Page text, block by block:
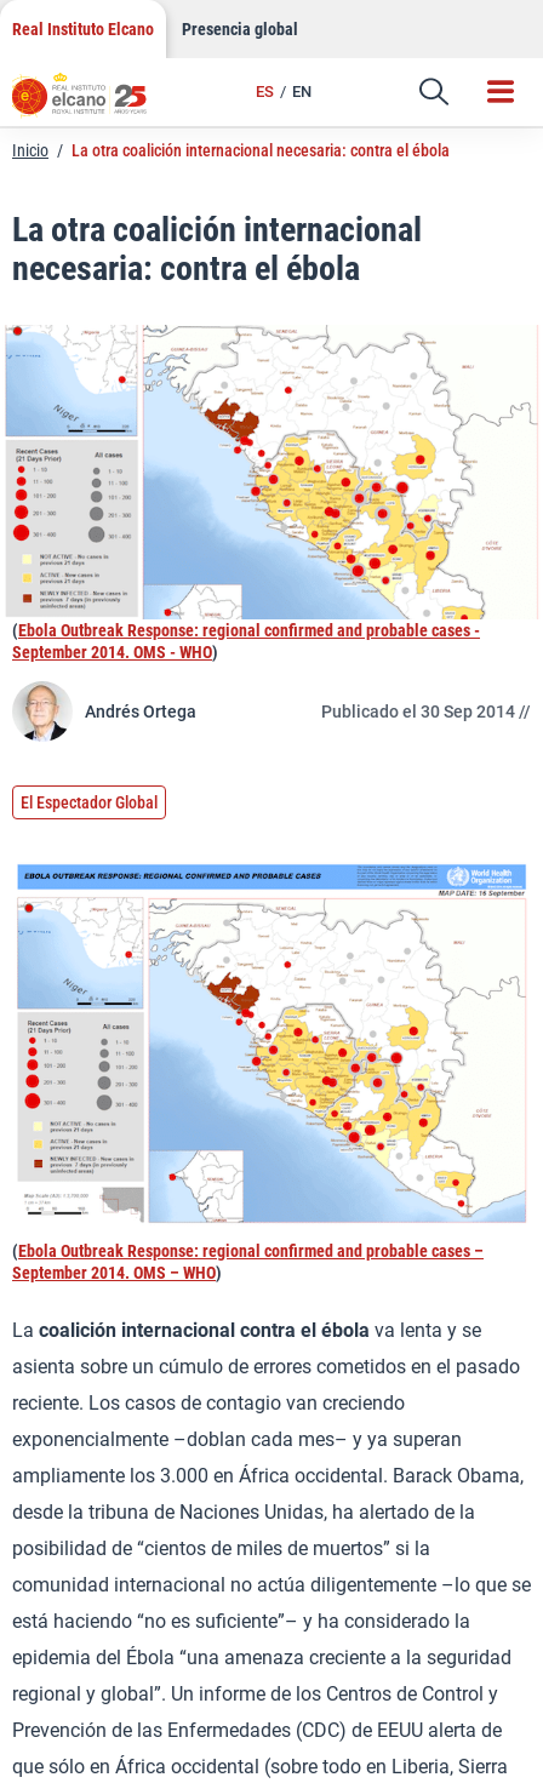
Saltar
contenido
Real Instituto Elcano Presencia global
ES EN
Enlace
Inicio / La otra coalición internacional necesaria: contra el ébola
La otra coalición internacional
necesaria: contra el ébola
(Ebola Outbreak Response: regional confirmed and probable cases -
September 2014. OMS - WHO)
Andrés Ortega Publicado el 30 Sep 2014 //
El Espectador Global
(Ebola Outbreak Response: regional confirmed and probable cases –
September 2014. OMS – WHO)
La coalición internacional contra el ébola va lenta y se
asienta sobre un cúmulo de errores cometidos en el pasado
reciente. Los casos de contagio van creciendo
exponencialmente –doblan cada mes– y ya superan
ampliamente los 3.000 en África occidental. Barack Obama,
desde la tribuna de Naciones Unidas, ha alertado de la
posibilidad de “cientos de miles de muertos” si la
comunidad internacional no actúa diligentemente –lo que se
está haciendo “no es suficiente”– y ha considerado la
epidemia del Ébola “una amenaza creciente a la seguridad
regional y global”. Un informe de los Centros de Control y
Prevención de las Enfermedades (CDC) de EEUU alerta de
que sólo en África occidental (sobre todo en Liberia, Sierra